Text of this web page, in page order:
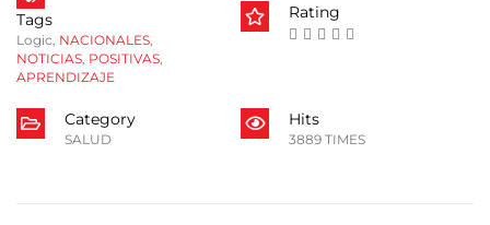
Tags
Logic NACIONALES
NOTICIAS POSITIVAS
APRENDIZAJE
Rating
Category
SALUD
Hits
3889 TIMES